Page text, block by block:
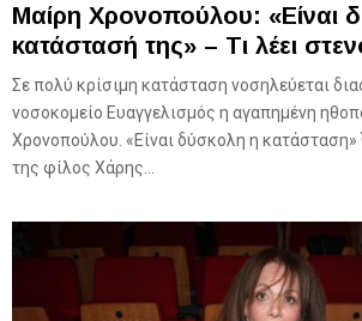
Μαίρη Χρονοπούλου: «Είναι
κατάστασή της» – Τι λέει
Σε πολύ κρίσιμη κατάσταση νοσηλεύεται
νοσοκομείο Ευαγγελισμός η αγαπημένη
Χρονοπούλου. «Είναι δύσκολη η
της φίλος Χάρης...